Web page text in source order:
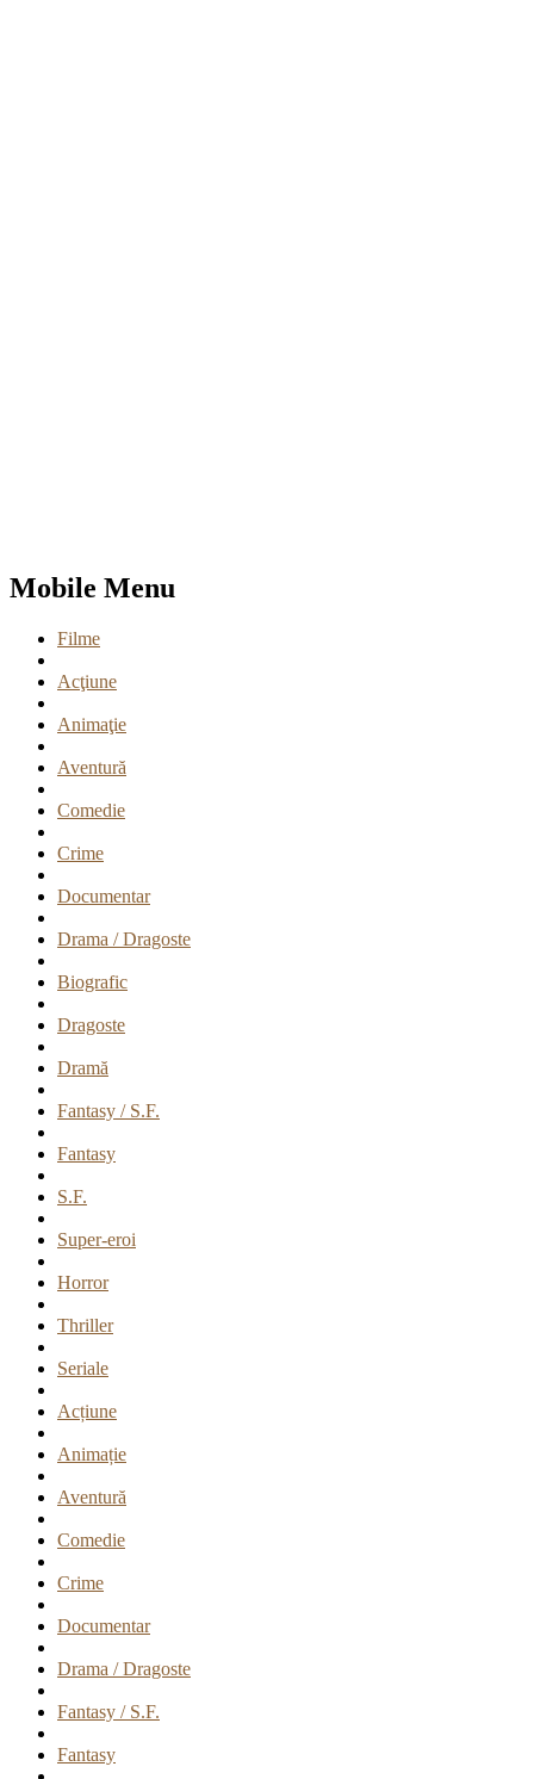
Mobile Menu
Filme
Acţiune
Animaţie
Aventură
Comedie
Crime
Documentar
Drama / Dragoste
Biografic
Dragoste
Dramă
Fantasy / S.F.
Fantasy
S.F.
Super-eroi
Horror
Thriller
Seriale
Acțiune
Animație
Aventură
Comedie
Crime
Documentar
Drama / Dragoste
Fantasy / S.F.
Fantasy